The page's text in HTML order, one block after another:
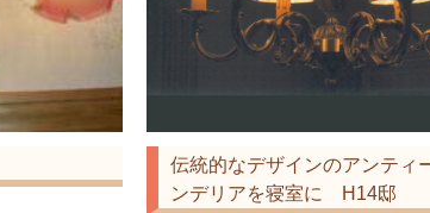
伝統的なデザインのアンティ
ンデリアを寝室に H14邸